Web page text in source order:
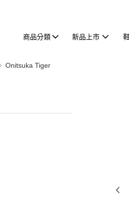
商品分類 新品上市
Onitsuka Tiger